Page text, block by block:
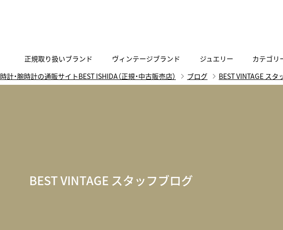
正規取り扱いブランド
A B C D E F G H I J
ヴィンテージブランド
買取り・
ヴ
ジュエリー カテゴリ
スマートウォッチ
ブライトリング ブティック GINZA SIX
代表メッセージ 会社概要
お問い合わせ ご来店の予約
時計・腕時計の通販サイトBEST ISHIDA（正規・中古販売店） ブログ BEST VINTAGE スタ
BEST VINTAGE スタッフブログ